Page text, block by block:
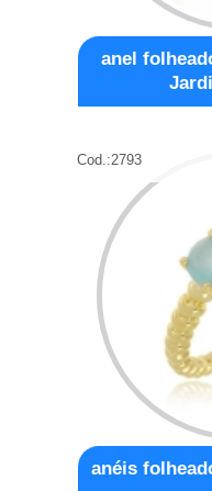
anel
Cod.:2793
anéis